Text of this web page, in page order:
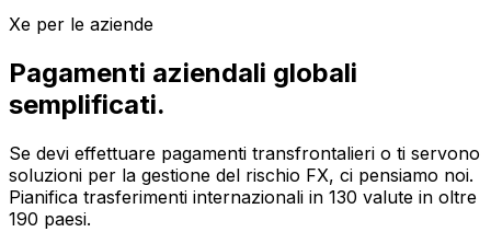
Xe per le aziende
Pagamenti aziendali globali
semplificati.
Se devi effettuare pagamenti transfrontalieri o ti servono
soluzioni per la gestione del rischio FX, ci pensiamo noi.
Pianifica trasferimenti internazionali in 130 valute in oltre
190 paesi.